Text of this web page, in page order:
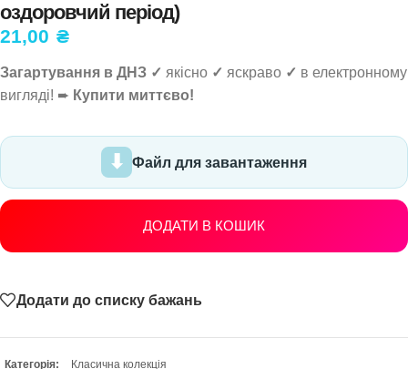
оздоровчий період)
21,00 ₴
Загартування в ДНЗ ✓ якісно ✓ яскраво ✓ в електронному
вигляді! ➨ Купити миттєво!
Файл для завантаження
ДОДАТИ В КОШИК
Додати до списку бажань
Категорія: Класична колекція